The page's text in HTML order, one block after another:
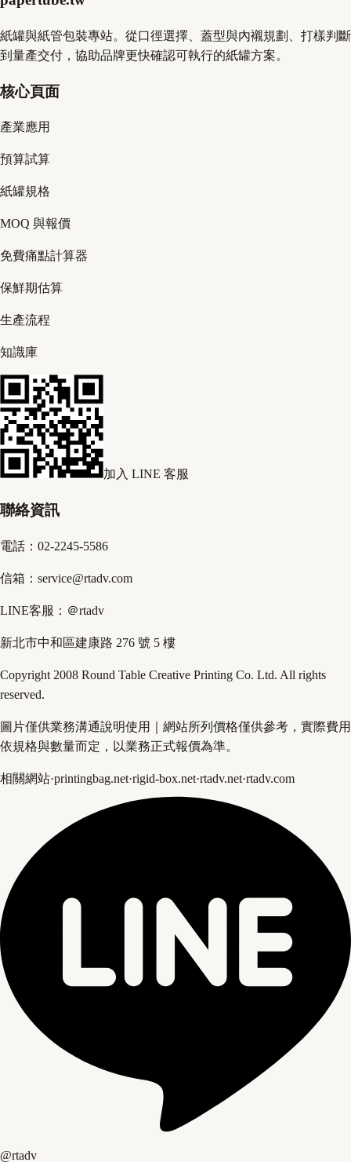
紙罐與紙管包裝專站。從口徑選擇、蓋型與內襯規劃、打樣判斷
到量產交付，協助品牌更快確認可執行的紙罐方案。
核心頁面
產業應用
預算試算
紙罐規格
MOQ 與報價
免費痛點計算器
保鮮期估算
生產流程
知識庫
加入 LINE 客服
聯絡資訊
電話：02-2245-5586
信箱：service@rtadv.com
LINE客服：＠rtadv
新北市中和區建康路 276 號 5 樓
Copyright 2008 Round Table Creative Printing Co. Ltd. All rights
reserved.
圖片僅供業務溝通說明使用｜網站所列價格僅供參考，實際費用
依規格與數量而定，以業務正式報價為準。
相關網站·printingbag.net·rigid-box.net·rtadv.net·rtadv.com
@rtadv